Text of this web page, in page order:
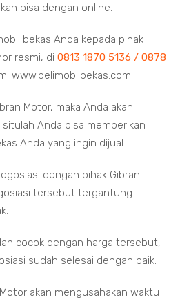
bisa dengan online.
bekas Anda kepada pihak
resmi, di 0813 1870 5136 / 0878
www.belimobilbekas.com
Motor, maka Anda akan
Anda bisa memberikan
Anda yang ingin dijual.
dengan pihak Gibran
tersebut tergantung
cocok dengan harga tersebut,
sudah selesai dengan baik.
akan mengusahakan waktu